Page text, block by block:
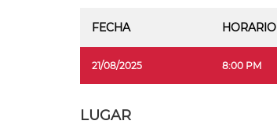
FECHA HORARIO
21/08/2025 8:00 PM
LUGAR